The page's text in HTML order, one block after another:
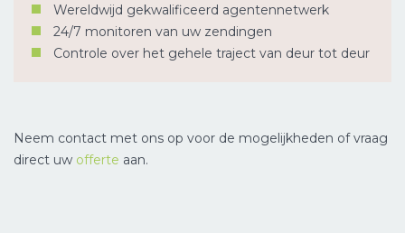
Wereldwijd gekwalificeerd agentennetwerk
24/7 monitoren van uw zendingen
Controle over het gehele traject van deur tot deur
Neem contact met ons op voor de mogelijkheden of vraag
direct uw offerte aan.